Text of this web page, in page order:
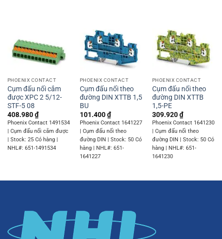
PHOENIX CONTACT
Cụm đấu nối cắm
được XPC 2 5/12-
STF-5 08
408.980₫
Phoenix Contact 1491534
| Cụm đấu nối cắm được
| Stock: 25 Có hàng |
NHL#: 651-1491534
PHOENIX CONTACT
Cụm đấu nối theo
đường DIN XTTB 1,5
BU
101.400₫
Phoenix Contact 1641227
| Cụm đấu nối theo
đường DIN | Stock: 50 Có
hàng | NHL#: 651-
1641227
PHOENIX CONTACT
Cụm đấu nối theo
đường DIN XTTB
1,5-PE
309.920₫
Phoenix Contact 1641230
| Cụm đấu nối theo
đường DIN | Stock: 50 Có
hàng | NHL#: 651-
1641230